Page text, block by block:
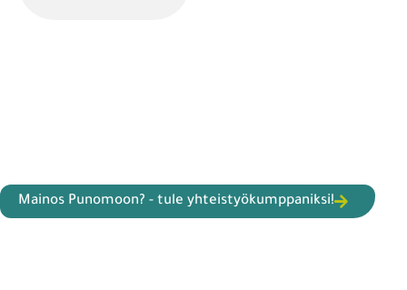
Mainos Punomoon? - tule yhteistyökumppaniksi!